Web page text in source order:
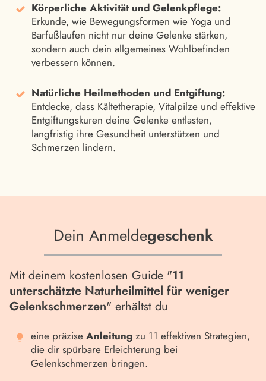
Körperliche Aktivität und Gelenkpflege:
Erkunde, wie Bewegungsformen wie Yoga und
Barfußlaufen nicht nur deine Gelenke stärken,
sondern auch dein allgemeines Wohlbefinden
verbessern können.
Natürliche Heilmethoden und Entgiftung:
Entdecke, dass Kältetherapie, Vitalpilze und effektive
Entgiftungskuren deine Gelenke entlasten,
langfristig ihre Gesundheit unterstützen und
Schmerzen lindern.
Dein Anmeldegeschenk
Mit deinem kostenlosen Guide "11
unterschätzte Naturheilmittel für weniger
Gelenkschmerzen" erhältst du
eine präzise Anleitung zu 11 effektiven Strategien,
die dir spürbare Erleichterung bei
Gelenkschmerzen bringen.